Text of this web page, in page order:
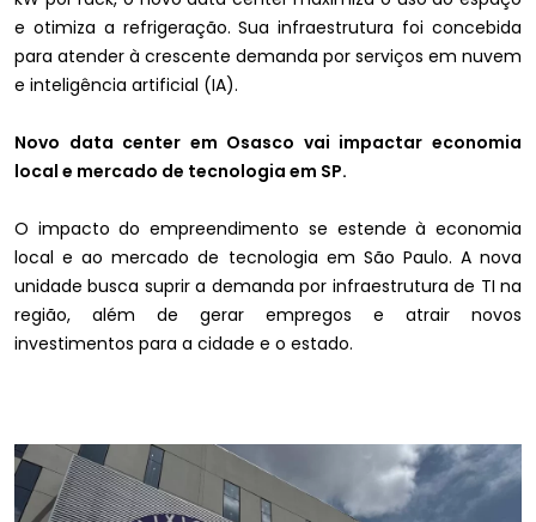
e otimiza a refrigeração. Sua infraestrutura foi concebida
para atender à crescente demanda por serviços em nuvem
e inteligência artificial (IA).
Novo data center em Osasco vai impactar economia
local e mercado de tecnologia em SP.
O impacto do empreendimento se estende à economia
local e ao mercado de tecnologia em São Paulo. A nova
unidade busca suprir a demanda por infraestrutura de TI na
região, além de gerar empregos e atrair novos
investimentos para a cidade e o estado.